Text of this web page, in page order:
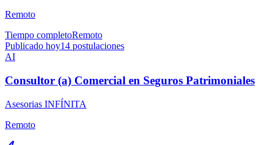
Remoto
Tiempo completoRemoto
Publicado hoy14 postulaciones
AI
Consultor (a) Comercial en Seguros Patrimoniales
Asesorias INFÍNITA
Remoto